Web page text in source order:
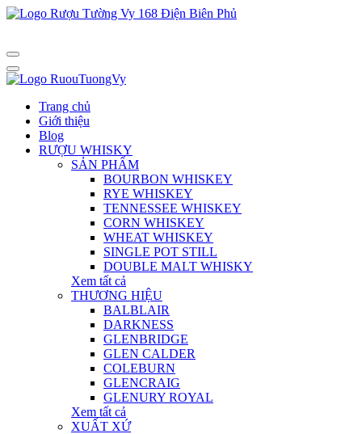
Trang chủ
Giới thiệu
Blog
RƯỢU WHISKY
SẢN PHẨM
BOURBON WHISKEY
RYE WHISKEY
TENNESSEE WHISKEY
CORN WHISKEY
WHEAT WHISKEY
SINGLE POT STILL
DOUBLE MALT WHISKY
Xem tất cả
THƯƠNG HIỆU
BALBLAIR
DARKNESS
GLENBRIDGE
GLEN CALDER
COLEBURN
GLENCRAIG
GLENURY ROYAL
Xem tất cả
XUẤT XỨ